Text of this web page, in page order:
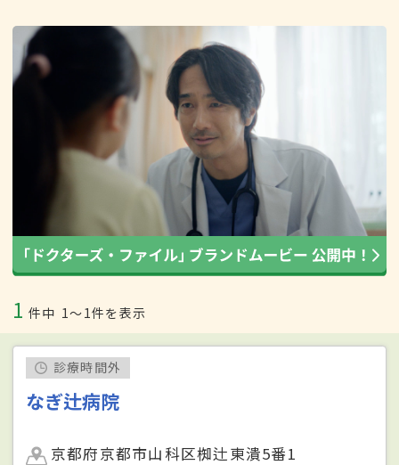
1 件中 1〜1件を表示
診療時間外
なぎ辻病院
京都府京都市山科区椥辻東潰5番1